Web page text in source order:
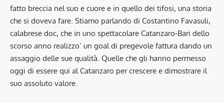
fatto breccia nel suo e cuore e in quello dei tifosi, una storia
che si doveva fare. Stiamo parlando di Costantino Favasuli,
calabrese doc, che in uno spettacolare Catanzaro-Bari dello
scorso anno realizzo’ un goal di pregevole fattura dando un
assaggio delle sue qualità. Quelle che gli hanno permesso
oggi di essere qui al Catanzaro per crescere e dimostrare il
suo assoluto valore.